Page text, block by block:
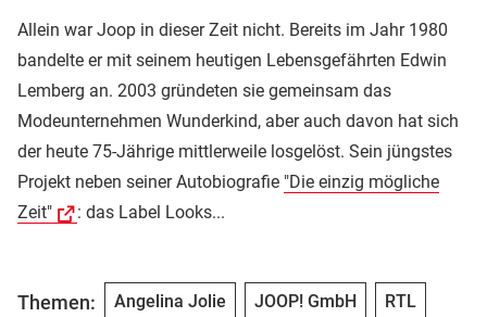
Allein war Joop in dieser Zeit nicht. Bereits im Jahr 1980
bandelte er mit seinem heutigen Lebensgefährten Edwin
Lemberg an. 2003 gründeten sie gemeinsam das
Modeunternehmen Wunderkind, aber auch davon hat sich
der heute 75-Jährige mittlerweile losgelöst. Sein jüngstes
Projekt neben seiner Autobiografie "Die einzig mögliche
Zeit"
: das Label Looks...
Themen: Angelina Jolie JOOP! GmbH RTL